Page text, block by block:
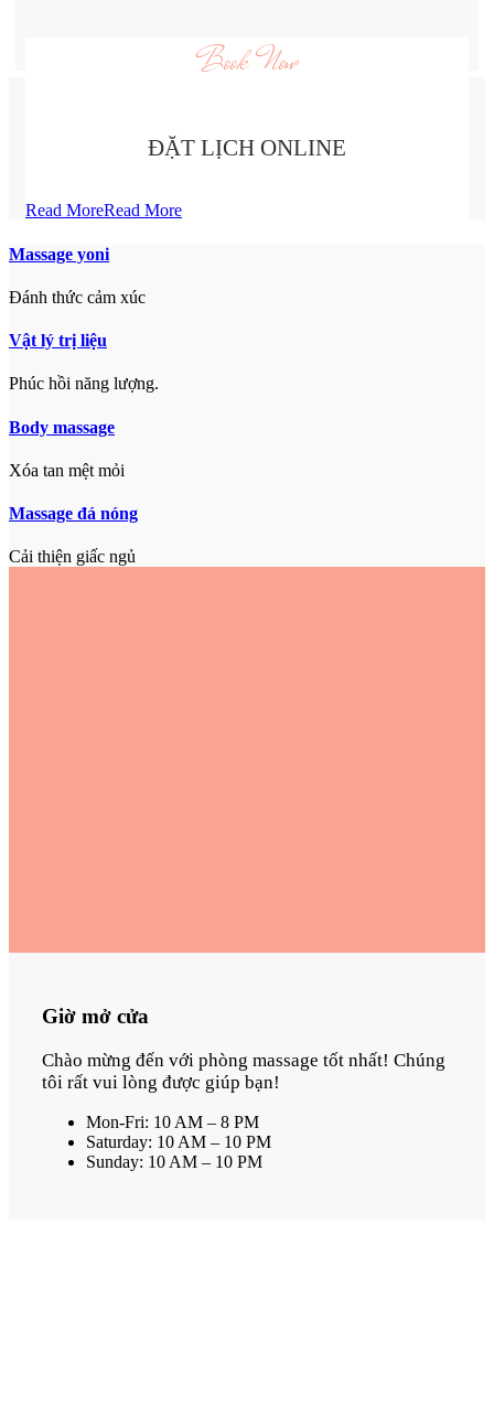
Book Now
ĐẶT LỊCH ONLINE
Read MoreRead More
Massage yoni
Đánh thức cảm xúc
Vật lý trị liệu
Phúc hồi năng lượng.
Body massage
Xóa tan mệt mỏi
Massage đá nóng
Cải thiện giấc ngủ
Giờ mở cửa
Chào mừng đến với phòng massage tốt nhất! Chúng
tôi rất vui lòng được giúp bạn!
Mon-Fri: 10 AM – 8 PM
Saturday: 10 AM – 10 PM
Sunday: 10 AM – 10 PM